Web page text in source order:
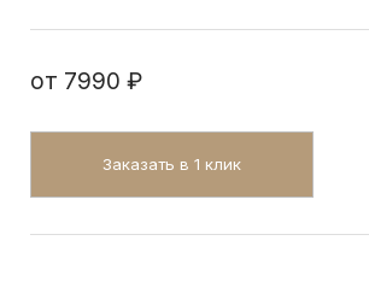
от 7990 ₽
Заказать в 1 клик